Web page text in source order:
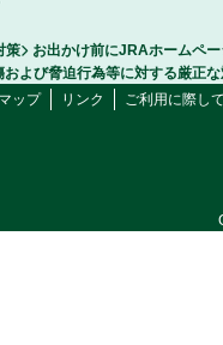
策
お出かけ前にJRAホームペ
よび脅迫行為等に対する厳正
ップ リンク ご利用に際し